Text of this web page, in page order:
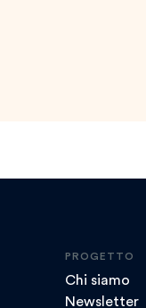
PROGETTO
Chi siamo
Newsletter